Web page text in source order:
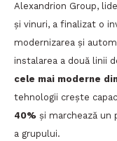
Alexandrion Group,
și vinuri, a finalizat o
modernizarea și
instalarea a două linii
cele mai moderne
tehnologii crește
40% și marchează un
a grupului.